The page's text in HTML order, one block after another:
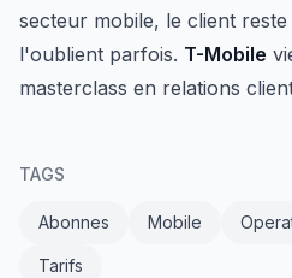
secteur mobile, le client
l'oublient parfois. T-Mobile
masterclass en relations
TAGS
Abonnes Mobile
Tarifs